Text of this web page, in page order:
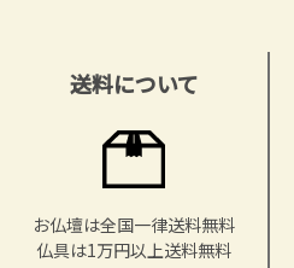
送料について
お仏壇は全国一律送料無料
仏具は1万円以上送料無料